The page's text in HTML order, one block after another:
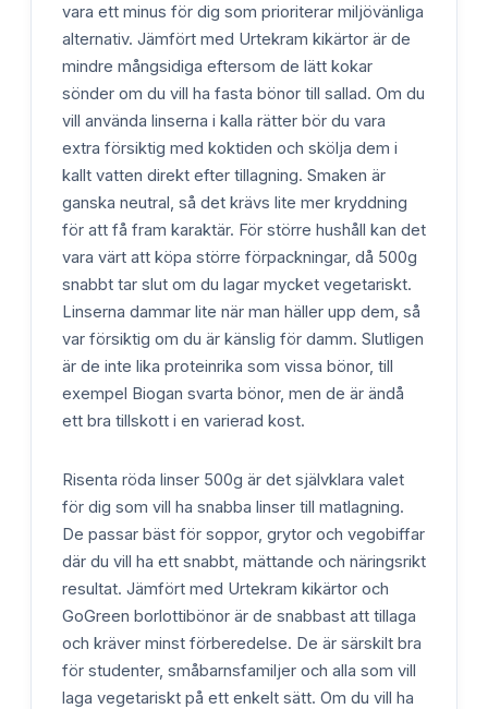
vara ett minus för dig som prioriterar miljövänliga
alternativ. Jämfört med Urtekram kikärtor är de
mindre mångsidiga eftersom de lätt kokar
sönder om du vill ha fasta bönor till sallad. Om du
vill använda linserna i kalla rätter bör du vara
extra försiktig med koktiden och skölja dem i
kallt vatten direkt efter tillagning. Smaken är
ganska neutral, så det krävs lite mer kryddning
för att få fram karaktär. För större hushåll kan det
vara värt att köpa större förpackningar, då 500g
snabbt tar slut om du lagar mycket vegetariskt.
Linserna dammar lite när man häller upp dem, så
var försiktig om du är känslig för damm. Slutligen
är de inte lika proteinrika som vissa bönor, till
exempel Biogan svarta bönor, men de är ändå
ett bra tillskott i en varierad kost.
Risenta röda linser 500g är det självklara valet
för dig som vill ha snabba linser till matlagning.
De passar bäst för soppor, grytor och vegobiffar
där du vill ha ett snabbt, mättande och näringsrikt
resultat. Jämfört med Urtekram kikärtor och
GoGreen borlottibönor är de snabbast att tillaga
och kräver minst förberedelse. De är särskilt bra
för studenter, småbarnsfamiljer och alla som vill
laga vegetariskt på ett enkelt sätt. Om du vill ha